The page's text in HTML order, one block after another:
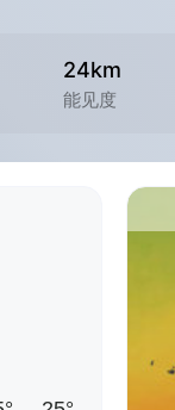
24km
能见度